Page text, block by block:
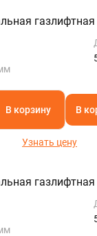
В корзину В
Узнать цену